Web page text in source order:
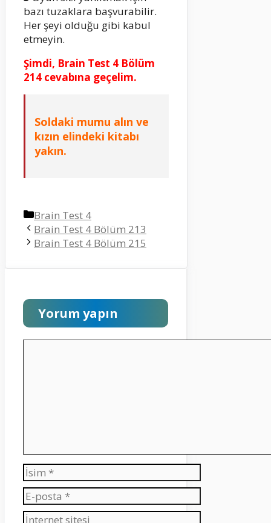
bazı tuzaklara başvurabilir.
Her şeyi olduğu gibi kabul
etmeyin.
Şimdi, Brain Test 4 Bölüm
214 cevabına geçelim.
Soldaki mumu alın ve
kızın elindeki kitabı
yakın.
Kategoriler
Brain Test 4
Brain Test 4 Bölüm 213
Brain Test 4 Bölüm 215
Yorum yapın
İsim
E-
posta
İnternet